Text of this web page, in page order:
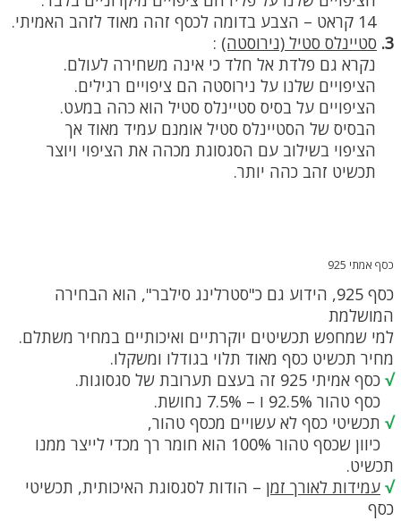
14 קראט – הצבע בדומה לכסף זהה מאוד לזהב האמיתי.
3. סטיינלס סטיל (נירוסטה) :
נקרא גם פלדת אל חלד כי אינה משחירה לעולם.
הציפויים שלנו על נירוסטה הם ציפויים רגילים.
הציפויים על בסיס סטיינלס סטיל הוא כהה במעט.
הבסיס של הסטיינלס סטיל אומנם עמיד מאוד אך
הציפוי בשילוב עם הסגסוגת מכהה את הציפוי ויוצר
תכשיט זהב כהה יותר.
כסף אמתי 925
כסף 925, הידוע גם כ"סטרלינג סילבר", הוא הבחירה
המושלמת
למי שמחפש תכשיטים יוקרתיים ואיכותיים במחיר משתלם.
מחיר תכשיט כסף מאוד תלוי בגודלו ומשקלו.
√ כסף אמיתי 925 זה בעצם תערובת של סגסוגות.
כסף טהור 92.5% ו – 7.5% נחושת.
√ תכשיטי כסף לא עשויים מכסף טהור,
כיוון שכסף טהור 100% הוא חומר רך מכדי לייצר ממנו
תכשיט.
√ עמידות לאורך זמן – הודות לסגסוגת האיכותית, תכשיטי
כסף